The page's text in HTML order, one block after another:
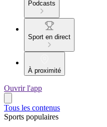
Podcasts
Sport en direct
À proximité
Ouvrir l'app
Tous les contenus
Sports populaires